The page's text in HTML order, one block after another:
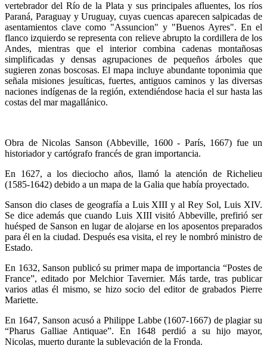
vertebrador del Río de la Plata y sus principales afluentes, los ríos
Paraná, Paraguay y Uruguay, cuyas cuencas aparecen salpicadas de
asentamientos clave como "Assuncion" y "Buenos Ayres". En el
flanco izquierdo se representa con relieve abrupto la cordillera de los
Andes, mientras que el interior combina cadenas montañosas
simplificadas y densas agrupaciones de pequeños árboles que
sugieren zonas boscosas. El mapa incluye abundante toponimia que
señala misiones jesuíticas, fuertes, antiguos caminos y las diversas
naciones indígenas de la región, extendiéndose hacia el sur hasta las
costas del mar magallánico.
Obra de Nicolas Sanson (Abbeville, 1600 - París, 1667) fue un
historiador y cartógrafo francés de gran importancia.
En 1627, a los dieciocho años, llamó la atención de Richelieu
(1585-1642) debido a un mapa de la Galia que había proyectado.
Sanson dio clases de geografía a Luis XIII y al Rey Sol, Luis XIV.
Se dice además que cuando Luis XIII visitó Abbeville, prefirió ser
huésped de Sanson en lugar de alojarse en los aposentos preparados
para él en la ciudad. Después esa visita, el rey le nombró ministro de
Estado.
En 1632, Sanson publicó su primer mapa de importancia “Postes de
France”, editado por Melchior Tavernier. Más tarde, tras publicar
varios atlas él mismo, se hizo socio del editor de grabados Pierre
Mariette.
En 1647, Sanson acusó a Philippe Labbe (1607-1667) de plagiar su
“Pharus Galliae Antiquae”. En 1648 perdió a su hijo mayor,
Nicolas, muerto durante la sublevación de la Fronda.